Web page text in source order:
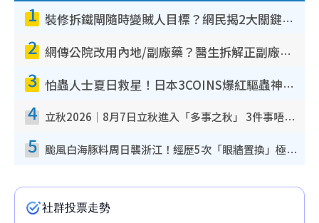
1 裝修拆鐵閘隨時變賊人目標？網民揭2大關鍵用途：裝新式等於白裝？附新舊鐵閘分別
2 網傳公院改用內地/副廠藥？醫生拆解正副廠分別 揭4類人換藥隨時出事
3 怕蟲人士夏日救星！日本3COINS爆紅驅蟲神器$45起 1招「全程免觸碰」輕鬆搞定小強
4 立秋2026｜8月7日立秋進入「多事之秋」 3件事唔做得！專家教6招開運 清枱頭／銀包納氣接好運
5 颱風白海豚料周日襲浙江！經歷5次「眼牆置換」極罕見 成登陸內地最長途颱風